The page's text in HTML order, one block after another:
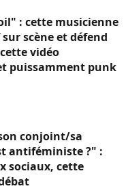
: cette musicienne
scène et défend
vidéo
puissamment punk
conjoint/sa
antiféministe ?" :
sociaux, cette